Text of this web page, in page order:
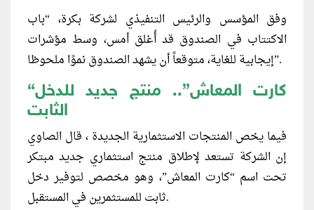
وفق المؤسس والرئيس التنفيذي لشركة بكرة، “باب
الاكتتاب في الصندوق قد أُغلق أمس، وسط مؤشرات
إيجابية للغاية، متوقعاً أن يشهد الصندوق نموًا ملحوظا”.
“كارت المعاش”.. منتج جديد للدخل
الثابت
فيما يخص المنتجات الاستثمارية الجديدة ، قال الصاوي
إن الشركة تستعد لإطلاق منتج استثماري جديد مبتكر
تحت اسم “كارت المعاش”، وهو مخصص لتوفير دخل
ثابت للمستثمرين في المستقبل.